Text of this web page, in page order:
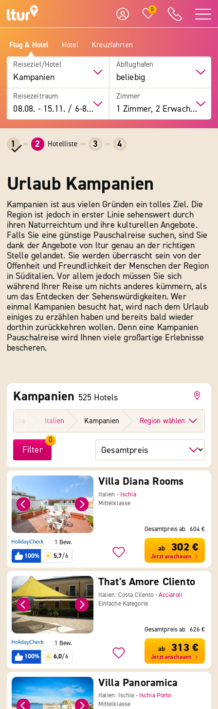
0
Flug & Hotel Hotel Kreuzfahrten
Reiseziel/Hotel
Kampanien
Abflughafen
beliebig
Reisezeitraum
08.08. -15.11. / 6-8 Tage
Zimmer
1 Zimmer, 2 Erwachsene
1 2 Hotelliste 3 4
Urlaub Kampanien
Kampanien ist aus vielen Gründen ein tolles Ziel. Die
Region ist jedoch in erster Linie sehenswert durch
ihren Naturreichtum und ihre kulturellen Angebote.
Falls Sie eine günstige Pauschalreise suchen, sind Sie
dank der Angebote von ltur genau an der richtigen
Stelle gelandet. Sie werden überrascht sein von der
Offenheit und Freundlichkeit der Menschen der Region
in Süditalien. Vor allem jedoch müssen Sie sich
während Ihrer Reise um nichts anderes kümmern, als
um das Entdecken der Sehenswürdigkeiten. Wer
einmal Kampanien besucht hat, wird nach dem Urlaub
einiges zu erzählen haben und bereits bald wieder
dorthin zurückkehren wollen. Denn eine Kampanien
Pauschalreise wird Ihnen viele großartige Erlebnisse
bescheren.
Kampanien 525 Hotels
Malta Italien Kampanien Region wählen
Filter
0
Villa Diana Rooms
Italien - Ischia
Mittelklasse
1 Bew.
100%
5,7/6
Gesamtpreis ab 604 €
ab 302 €
Jetzt anschauen
That's Amore Cliento
Italien: Costa Cilento -Acciaroli
Einfache Kategorie
1 Bew.
100%
6,0/6
Gesamtpreis ab 626 €
ab 313 €
Jetzt anschauen
Villa Panoramica
Italien: Ischia - Ischia Porto
Mittelklasse